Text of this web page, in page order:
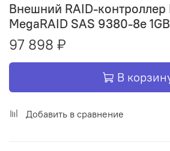
Внешний RAID-
MegaRAID SAS 9380-8e
97 898 ₽
В
Добавить в сравнение